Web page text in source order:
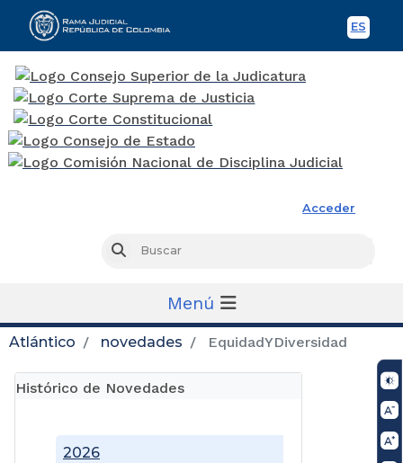
ES
Acceder
Buscar
Menú
Atlántico novedades EquidadYDiversidad
Histórico de Novedades
2026